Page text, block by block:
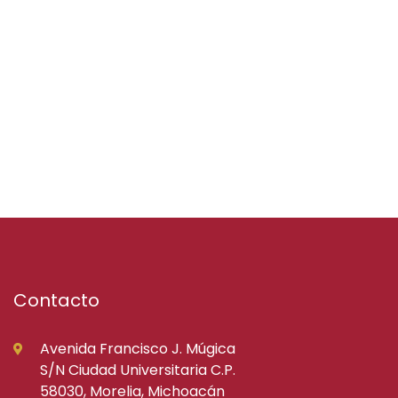
Contacto
Avenida Francisco J. Múgica
S/N Ciudad Universitaria C.P.
58030, Morelia, Michoacán